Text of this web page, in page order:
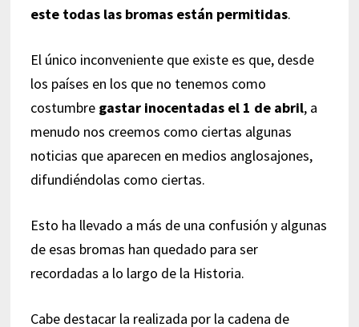
este todas las bromas están permitidas.
El único inconveniente que existe es que, desde
los países en los que no tenemos como
costumbre gastar inocentadas el 1 de abril, a
menudo nos creemos como ciertas algunas
noticias que aparecen en medios anglosajones,
difundiéndolas como ciertas.
Esto ha llevado a más de una confusión y algunas
de esas bromas han quedado para ser
recordadas a lo largo de la Historia.
Cabe destacar la realizada por la cadena de